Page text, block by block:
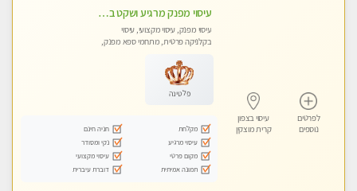
לפרטים
נוספים
עיסוי בצפון
קרית מוצקין
עיסוי מפנק מרגיע ושקט במקום מדהים עיסוי מושקע מאוד -טל-04-8704141
עיסוי מפנק, עיסוי מקצועי, עיסוי
בקלניקה פרטית, מתחמי ספא מפנק,
פלטינה
מקלחת
חניה חינם
עיסוי מרגיע
נקי ומסודר
מקום פרטי
עיסוי מקצועי
תמונה אמיתית
דוברת עיברית